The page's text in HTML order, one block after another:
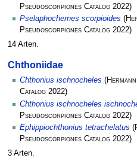
Pseudoscorpiones Catalog 2022)
Pselaphochernes scorpioides (
Pseudoscorpiones Catalog 2022)
14 Arten.
Chthoniidae
Chthonius ischnocheles (Hermann
Catalog 2022)
Chthonius ischnocheles
Pseudoscorpiones Catalog 2022)
Ephippiochthonius tetrachelatus (
Pseudoscorpiones Catalog 2022)
3 Arten.